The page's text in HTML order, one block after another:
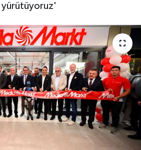
yürütüyoruz'